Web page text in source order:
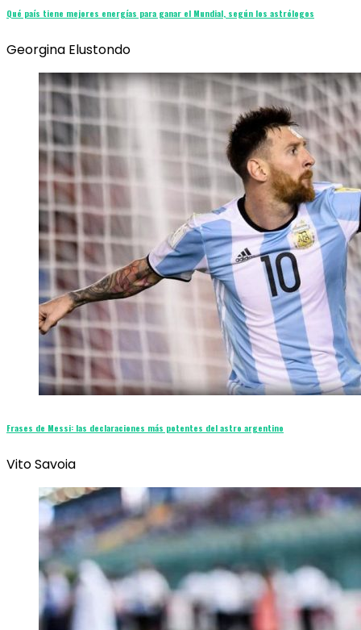
Qué país tiene mejores energías para ganar el Mundial, según los astrólogos
Georgina Elustondo
Frases de Messi: las declaraciones más potentes del astro argentino
Vito Savoia